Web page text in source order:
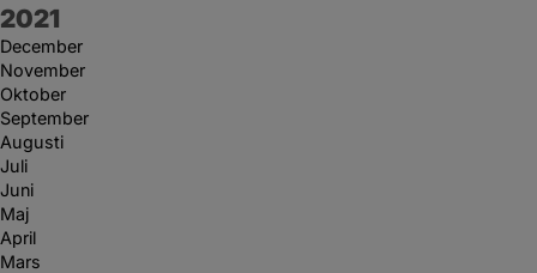
År:
2021
December
November
Oktober
September
Augusti
Juli
Juni
Maj
April
Mars